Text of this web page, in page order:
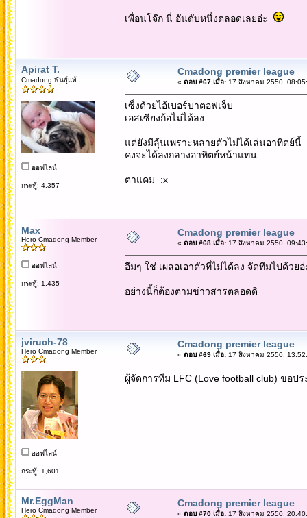
เพื่อนโจ๊ก นี่ อันดับหนึ่งตลอดเลยอ่ะ
Apirat T.
Cmadong พันธุ์แท้
ออฟไลน์
กระทู้: 4,357
Cmadong premier league
« ตอบ #67 เมื่อ:17 สิงหาคม 2550,
เซ็งด้วยไอ้เบอร์บาตอฟเจ็บ
เอสเซียงก้อไม่ได้ลง
แต่ยังมีลุ้นเพราะหลายตัวไม่ได้เล่นอาทิตย์นี้
คงจะได้ลงกลางอาทิตย์หน้าแทน
ตาแคม :x
Max
Hero Cmadong Member
ออฟไลน์
กระทู้: 1,435
Cmadong premier league
« ตอบ #68 เมื่อ:17 สิงหาคม 2550,
อืมๆ ใช่ เผลอเอาตัวที่ไม่ได้ลง จัดทีมไปด้วยอ่
อย่างนี้ก็ต้องตามข่าวสารตลอดดิ
jviruch-78
Hero Cmadong Member
ออฟไลน์
กระทู้: 1,601
Cmadong premier league
« ตอบ #69 เมื่อ:17 สิงหาคม 2550,
ผู้จัดการทีม LFC (Love football club) ขอ
Mr.EggMan
Hero Cmadong Member
Cmadong premier league
« ตอบ #70 เมื่อ:17 สิงหาคม 2550,